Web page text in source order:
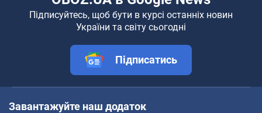
Підписуйтесь, щоб бути в курсі останніх новин
України та світу сьогодні
Підписатись
Завантажуйте наш додаток